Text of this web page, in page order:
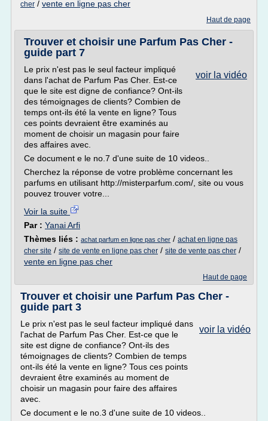
cher / vente en ligne pas cher
Haut de page
Trouver et choisir une Parfum Pas Cher -
guide part 7
voir la vidéo
Le prix n'est pas le seul facteur impliqué
dans l'achat de Parfum Pas Cher. Est-ce
que le site est digne de confiance? Ont-ils
des témoignages de clients? Combien de
temps ont-ils été la vente en ligne? Tous
ces points devraient être examinés au
moment de choisir un magasin pour faire
des affaires avec.
Ce document e le no.7 d'une suite de 10 videos..
Cherchez la réponse de votre problème concernant les
parfums en utilisant http://misterparfum.com/, site ou vous
pouvez trouver votre...
Voir la suite
Par : Yanai Arfi
Thèmes liés : achat parfum en ligne pas cher / achat en ligne pas
cher site / site de vente en ligne pas cher / site de vente pas cher /
vente en ligne pas cher
Haut de page
Trouver et choisir une Parfum Pas Cher -
guide part 3
voir la vidéo
Le prix n'est pas le seul facteur impliqué dans
l'achat de Parfum Pas Cher. Est-ce que le
site est digne de confiance? Ont-ils des
témoignages de clients? Combien de temps
ont-ils été la vente en ligne? Tous ces points
devraient être examinés au moment de
choisir un magasin pour faire des affaires
avec.
Ce document e le no.3 d'une suite de 10 videos..